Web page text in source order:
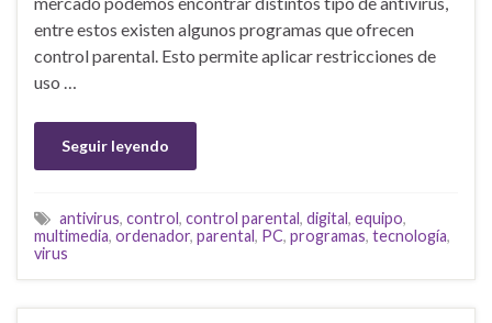
entre estos existen algunos programas que ofrecen
control parental. Esto permite aplicar restricciones de
uso …
Seguir leyendo
antivirus, control, control parental, digital, equipo,
multimedia, ordenador, parental, PC, programas, tecnología,
virus